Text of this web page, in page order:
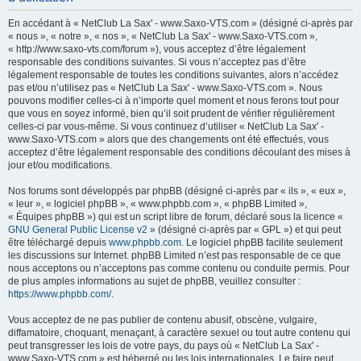
h
En accédant à « NetClub La Sax' - www.Saxo-VTS.com » (désigné ci-après par
« nous », « notre », « nos », « NetClub La Sax' - www.Saxo-VTS.com »,
« http://www.saxo-vts.com/forum »), vous acceptez d’être légalement
responsable des conditions suivantes. Si vous n’acceptez pas d’être
légalement responsable de toutes les conditions suivantes, alors n’accédez
pas et/ou n’utilisez pas « NetClub La Sax' - www.Saxo-VTS.com ». Nous
pouvons modifier celles-ci à n’importe quel moment et nous ferons tout pour
que vous en soyez informé, bien qu’il soit prudent de vérifier régulièrement
celles-ci par vous-même. Si vous continuez d’utiliser « NetClub La Sax' -
www.Saxo-VTS.com » alors que des changements ont été effectués, vous
acceptez d’être légalement responsable des conditions découlant des mises à
jour et/ou modifications.
Nos forums sont développés par phpBB (désigné ci-après par « ils », « eux »,
« leur », « logiciel phpBB », « www.phpbb.com », « phpBB Limited »,
« Équipes phpBB ») qui est un script libre de forum, déclaré sous la licence «
GNU General Public License v2 » (désigné ci-après par « GPL ») et qui peut
être téléchargé depuis www.phpbb.com. Le logiciel phpBB facilite seulement
les discussions sur Internet. phpBB Limited n’est pas responsable de ce que
nous acceptons ou n’acceptons pas comme contenu ou conduite permis. Pour
de plus amples informations au sujet de phpBB, veuillez consulter :
https://www.phpbb.com/.
Vous acceptez de ne pas publier de contenu abusif, obscène, vulgaire,
diffamatoire, choquant, menaçant, à caractère sexuel ou tout autre contenu qui
peut transgresser les lois de votre pays, du pays où « NetClub La Sax' -
www.Saxo-VTS.com » est hébergé ou les lois internationales. Le faire peut